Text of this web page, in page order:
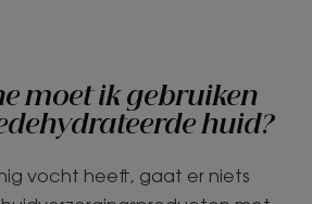
moet ik gebruiken
huid?
vocht heeft, gaat er niets